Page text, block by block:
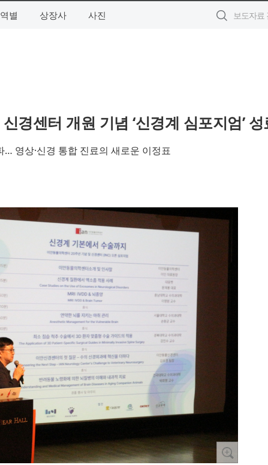
별 상장사 사진
경센터 개원 기념 ‘신경계 심포지엄’ 성
영상·신경 통합 진료의 새로운 이정표